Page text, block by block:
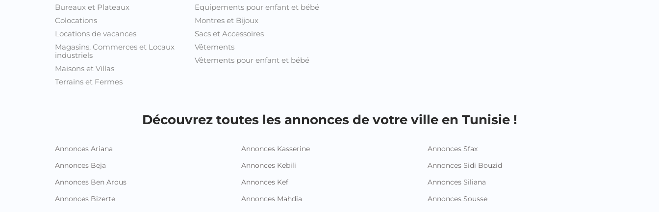
Bureaux et Plateaux
Colocations
Locations de vacances
Magasins, Commerces et Locaux
industriels
Maisons et Villas
Terrains et Fermes
Equipements pour enfant et bébé
Montres et Bijoux
Sacs et Accessoires
Vêtements
Vêtements pour enfant et bébé
Découvrez toutes les annonces de votre ville en Tunisie !
Annonces Ariana
Annonces Beja
Annonces Ben Arous
Annonces Bizerte
Annonces Kasserine
Annonces Kebili
Annonces Kef
Annonces Mahdia
Annonces Sfax
Annonces Sidi Bouzid
Annonces Siliana
Annonces Sousse